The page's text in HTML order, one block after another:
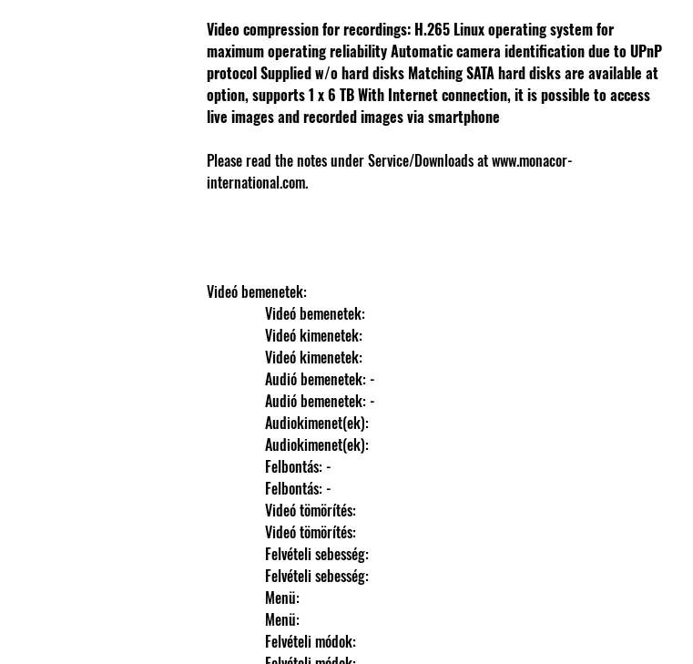
Video compression for recordings: H.265 Linux operating system for
maximum operating reliabilityAutomatic camera identification due to UPnP
protocolSupplied w/o hard disks Matching SATA hard disks are available at
option, supports 1 x 6 TBWith Internet connection, it is possible to access
live images and recorded images via smartphone
Please read the notes under Service/Downloads at www.monacor-
international.com.
Videó bemenetek:
                Videó bemenetek:
                Videó kimenetek:
                Videó kimenetek:
                Audió bemenetek: -
                Audió bemenetek: -
                Audiokimenet(ek):
                Audiokimenet(ek):
                Felbontás: -
                Felbontás: -
                Videó tömörítés:
                Videó tömörítés:
                Felvételi sebesség:
                Felvételi sebesség:
                Menü:
                Menü:
                Felvételi módok: